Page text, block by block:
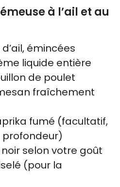
à l’ail et au
émincées
liquide entière
de poulet
fraîchement
fumé (facultatif,
profondeur)
selon votre goût
(pour la